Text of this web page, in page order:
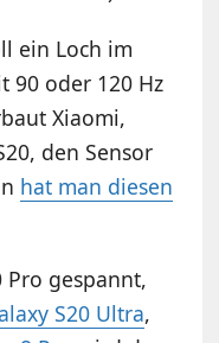
ein Loch im
90 oder 120 Hz
Xiaomi,
den Sensor
hat man diesen
gespannt,
S20 Ultra,